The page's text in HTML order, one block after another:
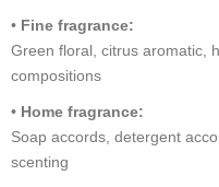
• Fine fragrance:
Green floral, citrus aromatic,
compositions
• Home fragrance:
Soap accords, detergent
scenting